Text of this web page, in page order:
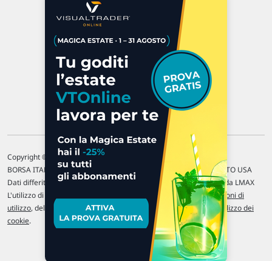
P.IVA 02 452 460 401
Chi siamo
Commenti e segnalazioni
Contattaci
Copyright © 1996-2026 Traderlink Italia s.r.l.
BORSA ITALIANA Quotazioni di borsa differite di 15 min. / MERCATO USA
Dati differiti di 15 min. (fonte Intrinio) / FOREX Quotazioni fornite da LMAX
L'utilizzo di questo sito implica l'accettazione delle nostre Condizioni di
utilizzo, del Disclaimer MAR, delle Politiche sulla privacye dell' Utilizzo dei
cookie.